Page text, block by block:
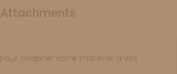
Attachments
adapter votre matériel à vos